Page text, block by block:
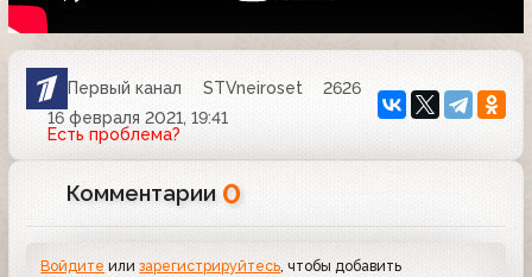
Первый канал STVneiroset
2626
16 февраля 2021, 19:41
Есть проблема?
Комментарии 0
Войдите илизарегистрируйтесь , чтобы добавить